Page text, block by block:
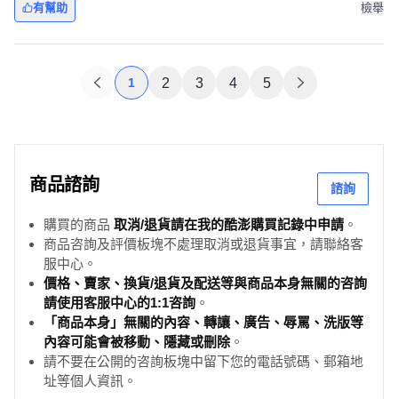
有幫助 檢舉
1 2 3 4 5
商品諮詢 諮詢
購買的商品 取消/退貨請在我的酷澎購買記錄中申請 。
商品咨詢及評價板塊不處理取消或退貨事宜，請聯絡客
服中心。
價格、賣家、換貨/退貨及配送等與商品本身無關的咨詢
請使用客服中心的1:1咨詢 。
「商品本身」無關的內容、轉讓、廣告、辱罵、洗版等
內容可能會被移動、隱藏或刪除。
請不要在公開的咨詢板塊中留下您的電話號碼、郵箱地
址等個人資訊。